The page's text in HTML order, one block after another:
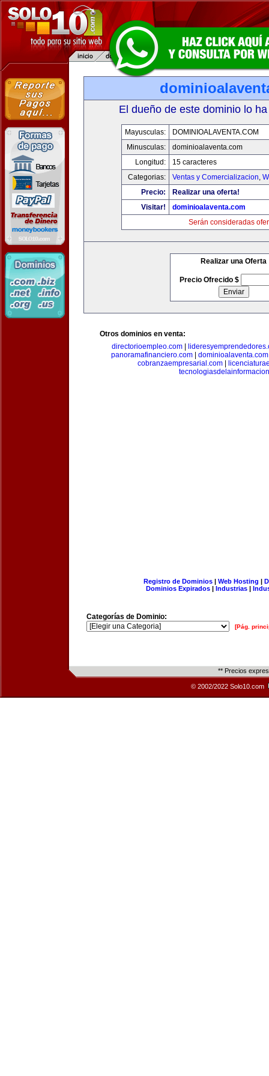
El dueño de este dominio lo
Mayusculas:
DOMINIOALAVENTA.COM
Minusculas:
dominioalaventa.com
Longitud:
15 caracteres
Categorias:
Ventas y Comercializacion,
Precio:
Realizar una oferta!
Visitar!
dominioalaventa.com
Serán consideradas
Realizar una Oferta
Precio Ofrecido $
Otros dominios en venta:
directorioempleo.com
panoramafinanciero.com
dominioalaventa.com
cobranzaempresarial.com
Registro de Dominios| Web Hosting |
Dominios Expirados | Industrias |
Categorías de Dominio:
[Pág.
** Precios
© 2002/2022 Solo10.com